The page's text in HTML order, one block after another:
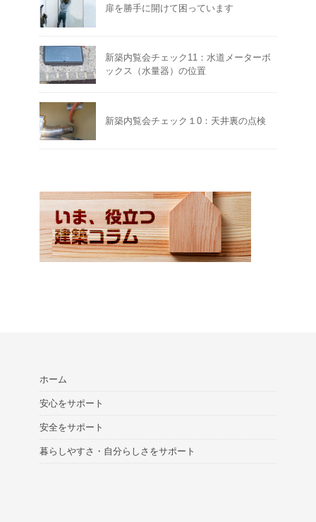
扉を勝手に開けて困っています
新築内覧会チェック11：水道メーターボ
ックス（水量器）の位置
新築内覧会チェック１0：天井裏の点検
ホーム
安心をサポート
安全をサポート
暮らしやすさ・自分らしさをサポート